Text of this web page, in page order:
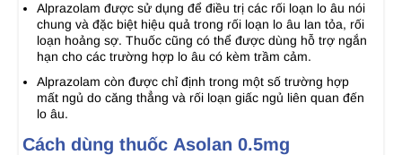
Alprazolam được sử dụng để điều trị các rối loạn lo âu nói
chung và đặc biệt hiệu quả trong rối loạn lo âu lan tỏa, rối
loạn hoảng sợ. Thuốc cũng có thể được dùng hỗ trợ ngắn
hạn cho các trường hợp lo âu có kèm trầm cảm.
Alprazolam còn được chỉ định trong một số trường hợp
mất ngủ do căng thẳng và rối loạn giấc ngủ liên quan đến
lo âu.
Cách dùng thuốc Asolan 0.5mg